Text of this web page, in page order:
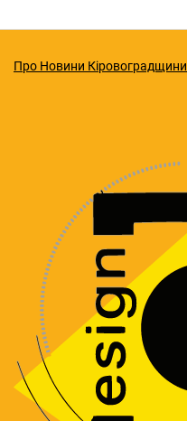
Про Новини Кіровоградщини